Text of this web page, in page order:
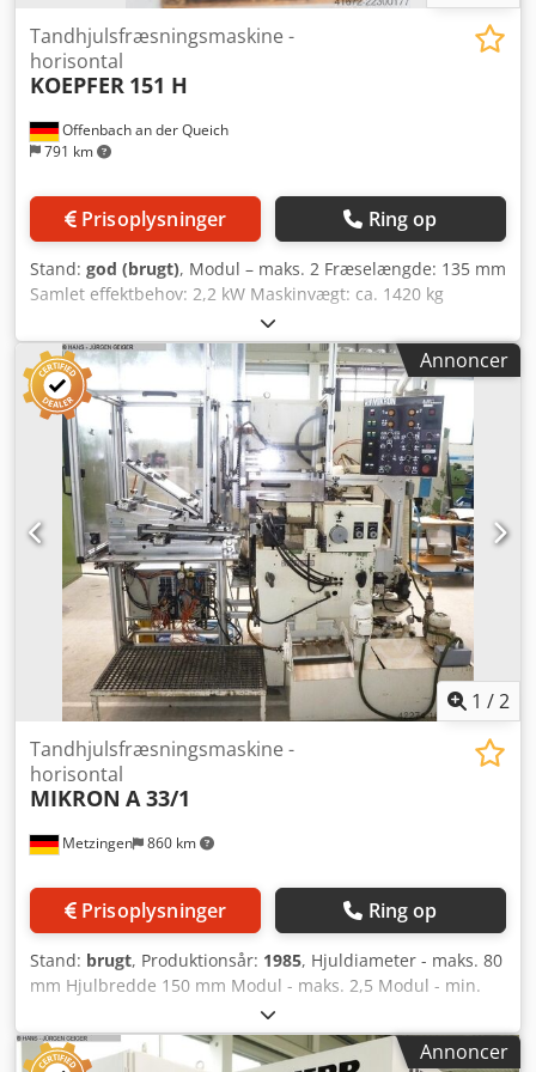
Offenbach an der Queich
791 km
Tandhjulsfræsningsmaskine -
horisontal
KOEPFER 151 H
Prisoplysninger Ring op
Stand: god (brugt), Modul – maks. 2 Fræselængde: 135 mm
Samlet effektbehov: 2,2 kW Maskinvægt: ca. 1420 kg
Pladsbehov: ca. 2,00 x 1,60 x 1,43 m --> Tekniske data:
Største fræsediameter: Ø 150 mm --> Største fræselængde:
135 mm --> Største modul: 2 --> Spindelboring: Ø 24 mm --
> Spindelkegle: MK-4 --> Fræsehastigheder: 140 – 1120
o/min. --> Automatiske fremføringer Udstyr og tilbehør:
Credpfxezkvuvs Adkef Kølevæskeanlæg, fræsere,
udskiftelige tandhjul, driftsvejledning
Annoncer
1 /2
Metzingen 860 km
Tandhjulsfræsningsmaskine -
horisontal
MIKRON A 33/1
Prisoplysninger Ring op
Stand: brugt, Produktionsår: 1985, Hjuldiameter - maks. 80
mm Hjulbredde 150 mm Modul - maks. 2,5 Modul - min.
Samlet effektbehov 10 kW Maskinvægt ca. 2.400 kg
Fuldautomatiske afværgfræsemaskiner til snekkegear-
tandhjul Type: A 33 / 1, Årgang: 1985, Serie-nr.: Annoncer